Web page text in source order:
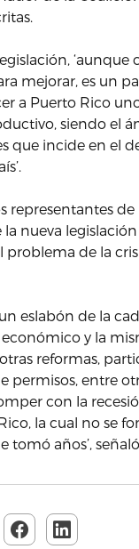
‘aunque
mejorar, es un
a Puerto Rico
siendo el
que incide en el
representantes de
nueva
problema de la
eslabón de la
y la
reformas,
permisos, entre
con la
la cual no se
tomó años’,